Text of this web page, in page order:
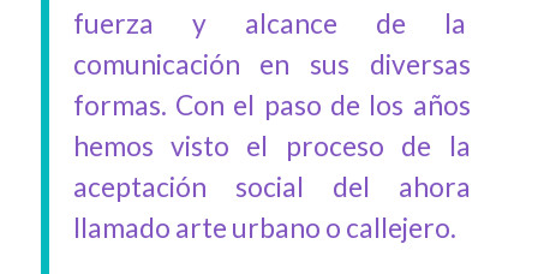
fuerza y alcance de la
comunicación en sus diversas
formas. Con el paso de los años
hemos visto el proceso de la
aceptación social del ahora
llamado arte urbano o callejero.